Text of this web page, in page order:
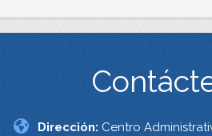
Dirección: Centro